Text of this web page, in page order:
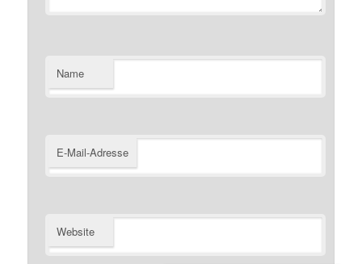
Name
E-Mail-Adresse
Website